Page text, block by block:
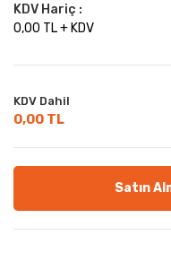
KDV Hariç :
0,00 TL + KDV
KDV Dahil
0,00 TL
Satın